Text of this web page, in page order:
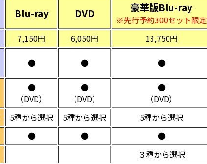
Blu-ray DVD 豪華版Blu-ray
※先行予約300セット限定
7,150円 6,050円
13,750円
● ● ●
●
（DVD）
●
（DVD）
●
（DVD）
5種から選択 5種から選択
5種から選択
● ●
●
３種から選択